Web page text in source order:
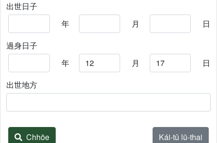
出世日子
年
月
日
過身日子
年
月
日
出世地方
Chhōe Kái-tû lū-thai